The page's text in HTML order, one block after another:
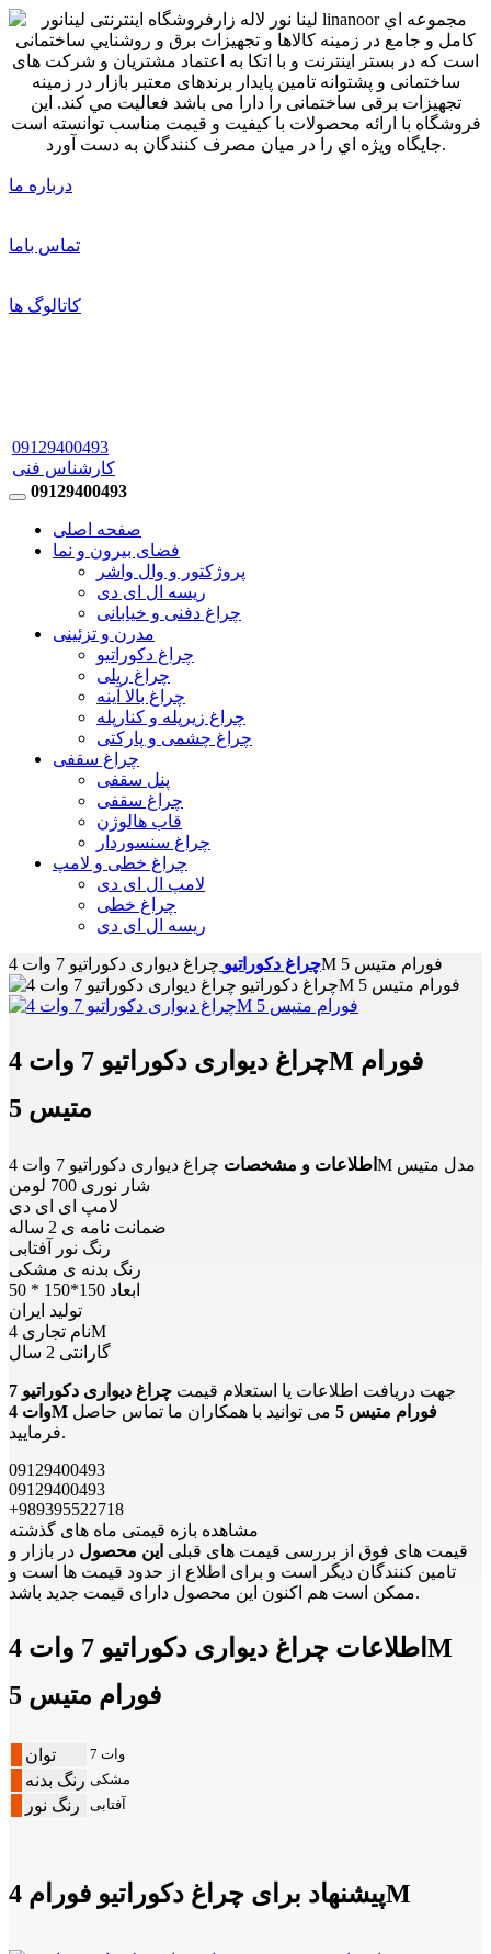
درباره ما
تماس باما
کاتالوگ ها
09129400493
کارشناس فنی
09129400493
صفحه اصلی
فضای بیرون و نما
پروژکتور و وال واشر
ریسه ال ای دی
چراغ دفنی و خیابانی
مدرن و تزئینی
چراغ دکوراتیو
چراغ ریلی
چراغ بالا آینه
چراغ زیرپله و کنارپله
چراغ چشمی و پارکتی
چراغ سقفی
پنل سقفی
چراغ سقفی
قاب هالوژن
چراغ سنسوردار
چراغ خطی و لامپ
لامپ ال ای دی
چراغ خطی
ریسه ال ای دی
چراغ دکوراتیو چراغ دیواری دکوراتیو 7 وات 4M فورام متیس 5
چراغ دیواری دکوراتیو 7 وات 4M فورام
متیس 5
اطلاعات و مشخصات
چراغ دیواری دکوراتیو 7 وات 4M مدل متیس
شار نوری 700 لومن
لامپ ای ای دی
ضمانت نامه ی 2 ساله
رنگ نور آفتابی
رنگ بدنه ی مشکی
تولید ایران
نام تجاری 4M
گارانتی 2 سال
جهت دریافت اطلاعات یا استعلام قیمت
چراغ دیواری دکوراتیو 7
وات 4M فورام متیس 5
می توانید با همکاران ما تماس حاصل
فرمایید.
09129400493
09129400493
+989395522718
مشاهده بازه قیمتی ماه های گذشته
قیمت های فوق از بررسی قیمت های قبلی این محصول در بازار و
تامین کنندگان دیگر است و برای اطلاع از حدود قیمت ها است و
ممکن است هم اکنون این محصول دارای قیمت جدید باشد.
اطلاعات چراغ دیواری دکوراتیو 7 وات 4M
فورام متیس 5
توان 7 وات
رنگ بدنه مشکی
رنگ نور آفتابی
پیشنهاد برای چراغ دکوراتیو فورام 4M